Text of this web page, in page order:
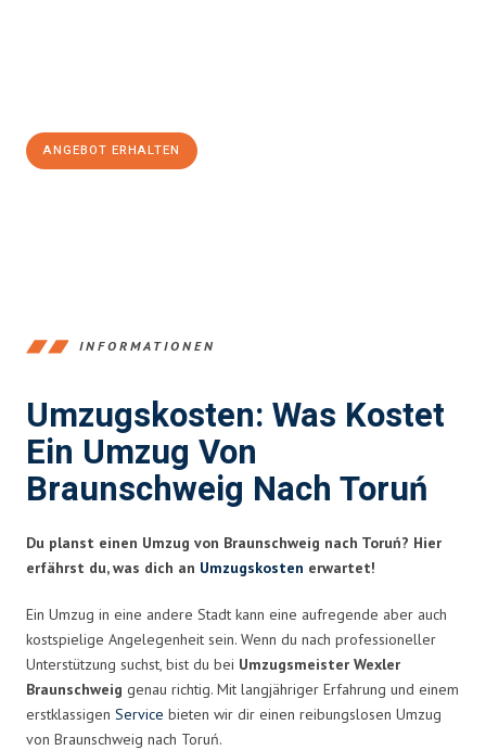
ANGEBOT ERHALTEN
INFORMATIONEN
Umzugskosten: Was Kostet
Ein Umzug Von
Braunschweig Nach Toruń
Du planst einen Umzug von Braunschweig nach Toruń? Hier
erfährst du, was dich an Umzugskosten erwartet!
Ein Umzug in eine andere Stadt kann eine aufregende aber auch
kostspielige Angelegenheit sein. Wenn du nach professioneller
Unterstützung suchst, bist du bei Umzugsmeister Wexler
Braunschweig genau richtig. Mit langjähriger Erfahrung und einem
erstklassigen Service bieten wir dir einen reibungslosen Umzug
von Braunschweig nach Toruń.